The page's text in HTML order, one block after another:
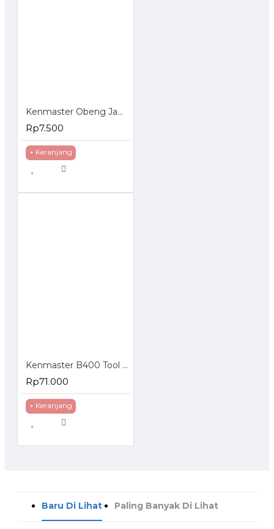
Kenmaster Obeng Jam Set 6 Pcs
Rp7.500
+ Keranjang
Kenmaster B400 Tool Box
Rp71.000
+ Keranjang
Baru Di Lihat Paling Banyak Di Lihat